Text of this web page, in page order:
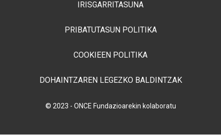
IRISGARRITASUNA
PRIBATUTASUN POLITIKA
COOKIEEN POLITIKA
DOHAINTZAREN LEGEZKO BALDINTZAK
© 2023 - ONCE Fundazioarekin kolaboratu